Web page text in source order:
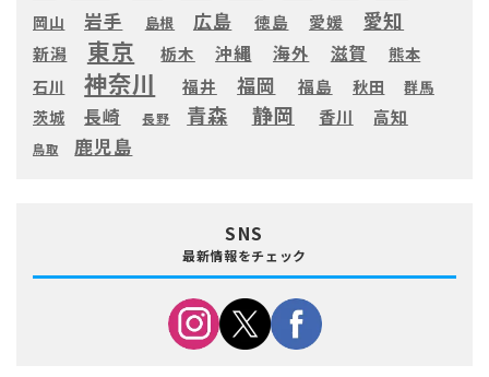
岡山
岩手 島根 広島 徳島 愛媛 愛知
新潟 東京 栃木 沖縄 海外 滋賀
熊本
石川
神奈川 福井 福岡 福島 秋田 群馬
茨城 長崎 長野 青森 静岡 香川 高知
鳥取 鹿児島
SNS
最新情報をチェック